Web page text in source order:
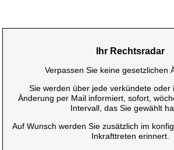
Ihr Rechtsradar
Verpassen Sie keine gesetzlichen
Sie werden über jede verkündete oder
Änderung per Mail informiert, sofort,
Intervall, das Sie gewählt
Auf Wunsch werden Sie zusätzlich im
Inkrafttreten erinnert.